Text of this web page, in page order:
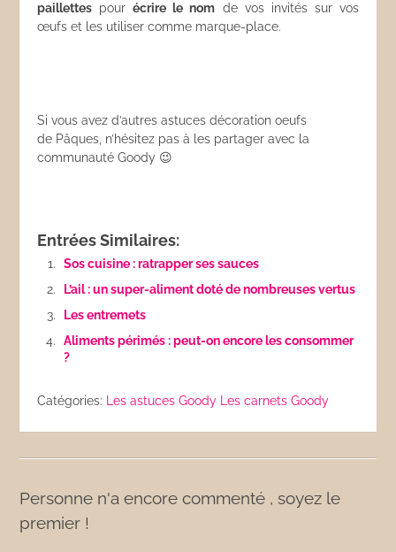
paillettes pourécrire le nom de vos invités sur vos
œufs et les utiliser comme marque-place.
Si vous avez d’autres astuces décoration oeufs
de Pâques, n’hésitez pas à les partager avec la
communauté Goody 😉
Entrées Similaires:
Sos cuisine : ratrapper ses sauces
L’ail : un super-aliment doté de nombreuses vertus
Les entremets
Aliments périmés : peut-on encore les consommer
?
Catégories: Les astuces Goody Les carnets Goody
Personne n'a encore commenté , soyez le
premier !